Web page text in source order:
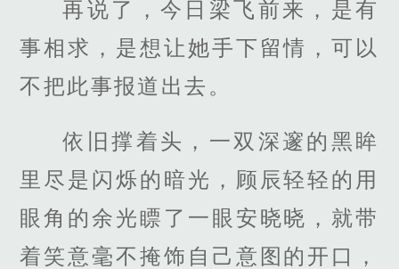
再说了，今日梁飞前来，是有
事相求，是想让她手下留情，可以
不把此事报道出去。
依旧撑着头，一双深邃的黑眸
里尽是闪烁的暗光，顾辰轻轻的用
眼角的余光瞟了一眼安晓晓，就带
着笑意毫不掩饰自己意图的开口，